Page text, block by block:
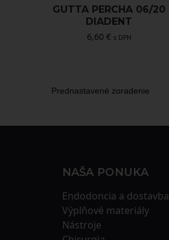
GUTTA PERCHA 06/20
DIADENT
6,60 € s DPH
NAŠA PONUKA
Endodoncia a dostavba
Výplňové materiály
Nástroje